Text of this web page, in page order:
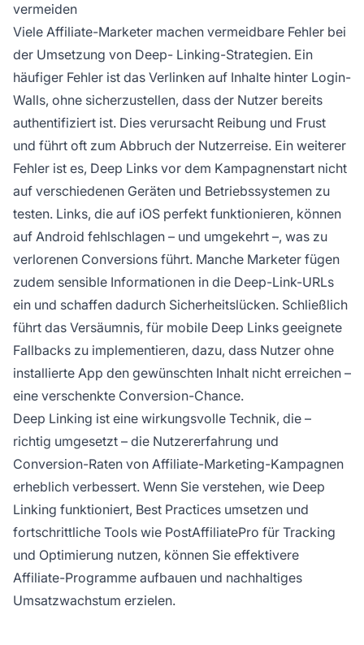
vermeiden
Viele Affiliate-Marketer machen vermeidbare Fehler bei
der Umsetzung von Deep- Linking-Strategien. Ein
häufiger Fehler ist das Verlinken auf Inhalte hinter Login-
Walls, ohne sicherzustellen, dass der Nutzer bereits
authentifiziert ist. Dies verursacht Reibung und Frust
und führt oft zum Abbruch der Nutzerreise. Ein weiterer
Fehler ist es, Deep Links vor dem Kampagnenstart nicht
auf verschiedenen Geräten und Betriebssystemen zu
testen. Links, die auf iOS perfekt funktionieren, können
auf Android fehlschlagen – und umgekehrt –, was zu
verlorenen Conversions führt. Manche Marketer fügen
zudem sensible Informationen in die Deep-Link-URLs
ein und schaffen dadurch Sicherheitslücken. Schließlich
führt das Versäumnis, für mobile Deep Links geeignete
Fallbacks zu implementieren, dazu, dass Nutzer ohne
installierte App den gewünschten Inhalt nicht erreichen –
eine verschenkte Conversion-Chance.
Deep Linking ist eine wirkungsvolle Technik, die –
richtig umgesetzt – die Nutzererfahrung und
Conversion-Raten von Affiliate-Marketing-Kampagnen
erheblich verbessert. Wenn Sie verstehen, wie Deep
Linking funktioniert, Best Practices umsetzen und
fortschrittliche Tools wie PostAffiliatePro für Tracking
und Optimierung nutzen, können Sie effektivere
Affiliate-Programme aufbauen und nachhaltiges
Umsatzwachstum erzielen.